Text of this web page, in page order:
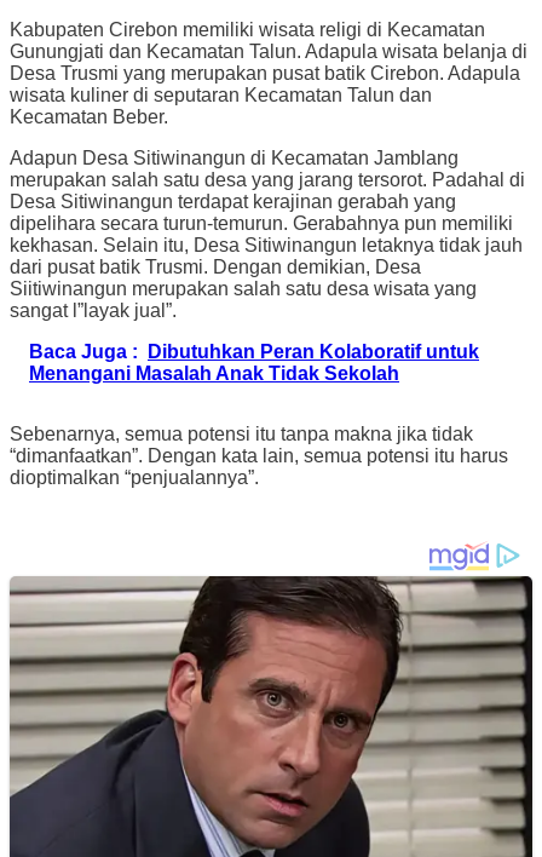
Kabupaten Cirebon memiliki wisata religi di Kecamatan
Gunungjati dan Kecamatan Talun. Adapula wisata belanja di
Desa Trusmi yang merupakan pusat batik Cirebon. Adapula
wisata kuliner di seputaran Kecamatan Talun dan
Kecamatan Beber.
Adapun Desa Sitiwinangun di Kecamatan Jamblang
merupakan salah satu desa yang jarang tersorot. Padahal di
Desa Sitiwinangun terdapat kerajinan gerabah yang
dipelihara secara turun-temurun. Gerabahnya pun memiliki
kekhasan. Selain itu, Desa Sitiwinangun letaknya tidak jauh
dari pusat batik Trusmi. Dengan demikian, Desa
Siitiwinangun merupakan salah satu desa wisata yang
sangat l”layak jual”.
Baca Juga :
Dibutuhkan Peran Kolaboratif untuk
Menangani Masalah Anak Tidak Sekolah
Sebenarnya, semua potensi itu tanpa makna jika tidak
“dimanfaatkan”. Dengan kata lain, semua potensi itu harus
dioptimalkan “penjualannya”.